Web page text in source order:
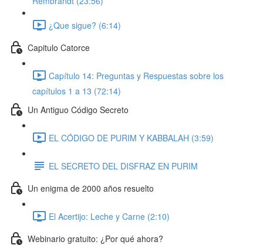
¿Que sigue? (6:14)
Capitulo Catorce
Capítulo 14: Preguntas y Respuestas sobre los
capítulos 1 a 13 (72:14)
Un Antiguo Código Secreto
EL CÓDIGO DE PURIM Y KABBALAH (3:59)
EL SECRETO DEL DISFRAZ EN PURIM
Un enigma de 2000 años resuelto
El Acertijo: Leche y Carne (2:10)
Webinario gratuito: ¿Por qué ahora?